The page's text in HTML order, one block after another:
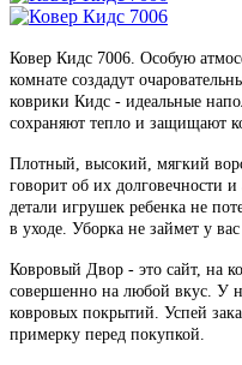
Ковер Кидс 7006. Особую
комнате создадут
коврики Кидс - идеальные
сохраняют тепло и защищают
Плотный, высокий, мягкий
говорит об их долговечности
детали игрушек ребенка не
в уходе. Уборка не займет у
Ковровый Двор - это сайт, на
совершенно на любой вкус. У
ковровых покрытий. Успей
примерку перед покупкой.